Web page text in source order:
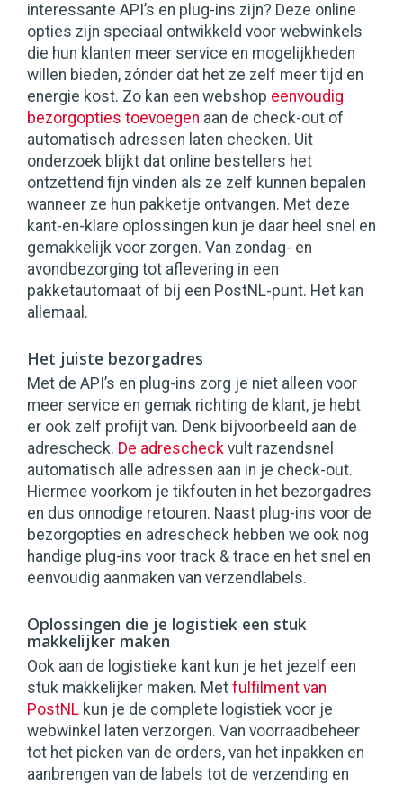
interessante API’s en plug-ins zijn? Deze online
opties zijn speciaal ontwikkeld voor webwinkels
die hun klanten meer service en mogelijkheden
willen bieden, zónder dat het ze zelf meer tijd en
energie kost. Zo kan een webshop eenvoudig
bezorgopties toevoegen aan de check-out of
automatisch adressen laten checken. Uit
onderzoek blijkt dat online bestellers het
ontzettend fijn vinden als ze zelf kunnen bepalen
wanneer ze hun pakketje ontvangen. Met deze
kant-en-klare oplossingen kun je daar heel snel en
gemakkelijk voor zorgen. Van zondag- en
avondbezorging tot aflevering in een
pakketautomaat of bij een PostNL-punt. Het kan
allemaal.
Het juiste bezorgadres
Met de API’s en plug-ins zorg je niet alleen voor
meer service en gemak richting de klant, je hebt
er ook zelf profijt van. Denk bijvoorbeeld aan de
adrescheck. De adrescheck vult razendsnel
automatisch alle adressen aan in je check-out.
Hiermee voorkom je tikfouten in het bezorgadres
en dus onnodige retouren. Naast plug-ins voor de
bezorgopties en adrescheck hebben we ook nog
handige plug-ins voor track & trace en het snel en
eenvoudig aanmaken van verzendlabels.
Oplossingen die je logistiek een stuk
makkelijker maken
Ook aan de logistieke kant kun je het jezelf een
stuk makkelijker maken. Met fulfilment van
PostNL kun je de complete logistiek voor je
webwinkel laten verzorgen. Van voorraadbeheer
tot het picken van de orders, van het inpakken en
aanbrengen van de labels tot de verzending en